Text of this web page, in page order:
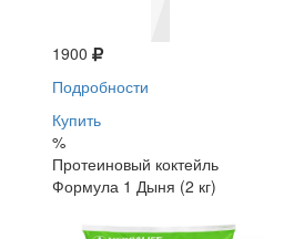
1900
Подробности
Купить
%
Протеиновый коктейль
Формула 1 Дыня (2 кг)